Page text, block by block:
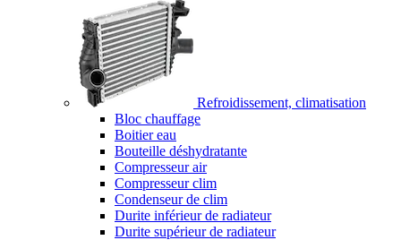
Refroidissement, climatisation
Bloc chauffage
Boitier eau
Bouteille déshydratante
Compresseur air
Compresseur clim
Condenseur de clim
Durite inférieur de radiateur
Durite supérieur de radiateur